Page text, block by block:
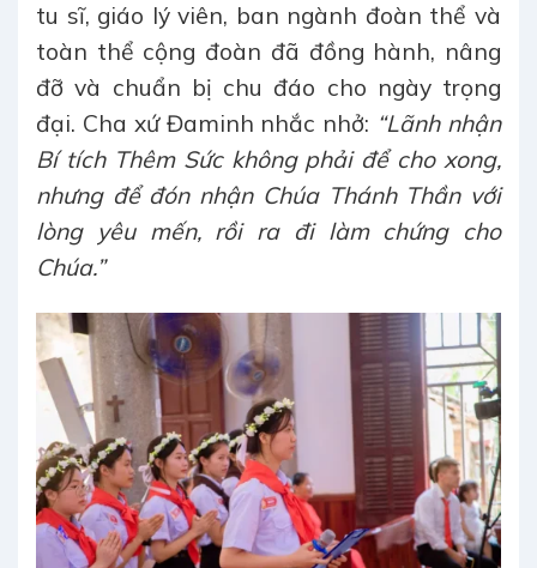
tu sĩ, giáo lý viên, ban ngành đoàn thể và
toàn thể cộng đoàn đã đồng hành, nâng
đỡ và chuẩn bị chu đáo cho ngày trọng
đại. Cha xứ Đaminh nhắc nhở: “Lãnh nhận
Bí tích Thêm Sức không phải để cho xong,
nhưng để đón nhận Chúa Thánh Thần với
lòng yêu mến, rồi ra đi làm chứng cho
Chúa.”